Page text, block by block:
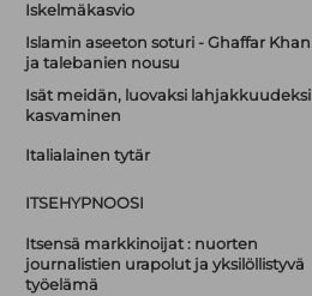
Iskelmäkasvio
Islamin aseeton soturi - Ghaffar Khan
ja talebanien nousu
Isät meidän, luovaksi lahjakkuudeksi
kasvaminen
Italialainen tytär
ITSEHYPNOOSI
Itsensä markkinoijat : nuorten
journalistien urapolut ja yksilöllistyvä
työelämä